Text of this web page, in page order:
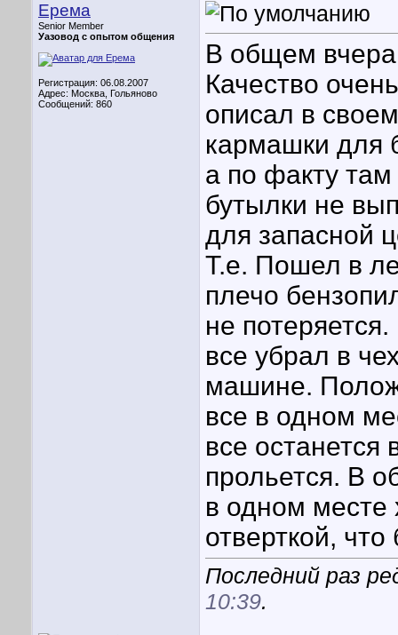
Ерема
Senior Member
Уазовод с опытом общения
Регистрация: 06.08.2007
Адрес: Москва, Гольяново
Сообщений: 860
В общем
Качество
описал в
кармашки для
а по факту
бутылки не
для запасной
Т.е. Пошел в
плечо
не
все убрал в
машине.
все в одном
все останется
прольется. В
в одном месте
отверткой,
Последний раз
10:39.